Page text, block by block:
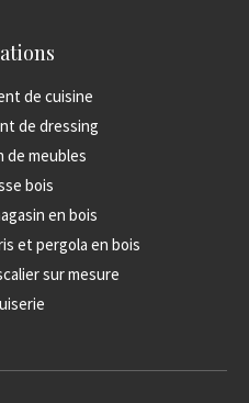
de cuisine
de dressing
de meubles
bois
en bois
et pergola en bois
sur mesure